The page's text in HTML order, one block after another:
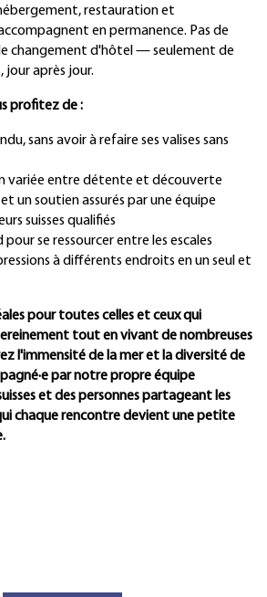
restauration et
en permanence. Pas de
changement d'hôtel — seulement de
jour après jour.
profitez de :
sans avoir à refaire ses valises sans
variée entre détente et découverte
un soutien assurés par une équipe
suisses qualifiés
se ressourcer entre les escales
à différents endroits en un seul et
pour toutes celles et ceux qui
tout en vivant de nombreuses
l'immensité de la mer et la diversité de
par notre propre équipe
et des personnes partageant les
chaque rencontre devient une petite